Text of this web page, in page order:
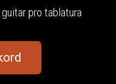
pro tablatura